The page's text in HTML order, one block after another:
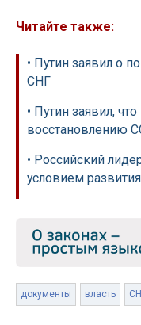
Читайте также:
• Путин заявил о
СНГ
• Путин заявил,
восстановлению
• Российский
условием
документы власть